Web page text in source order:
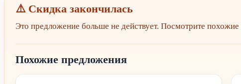
⚠️ Скидка закончилась
Это предложение больше не действует. Посмотрите
Похожие предложения